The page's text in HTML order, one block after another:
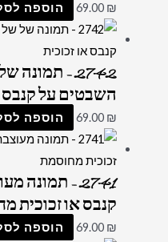
69.00 ₪ הוספה
השבטים על קנבס
69.00 ₪ הוספה
קנבס או זכוכית
69.00 ₪ הוספה